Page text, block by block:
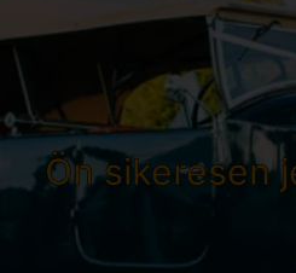
Ön sikeresen